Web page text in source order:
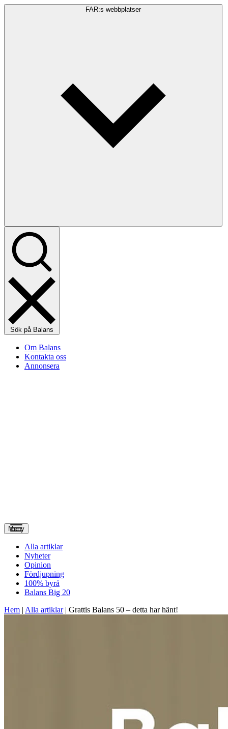
FAR:s webbplatser
Sök på Balans
Om Balans
Kontakta oss
Annonsera
Meny
Alla artiklar
Nyheter
Opinion
Fördjupning
100% byrå
Balans Big 20
Hem | Alla artiklar| Grattis Balans 50 – detta har hänt!